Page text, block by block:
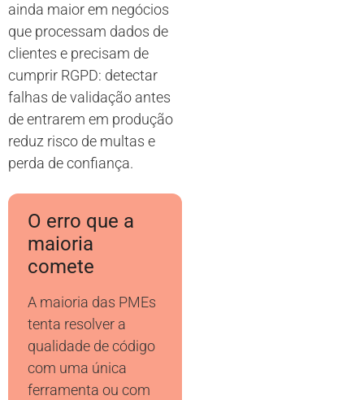
ainda maior em negócios
que processam dados de
clientes e precisam de
cumprir RGPD: detectar
falhas de validação antes
de entrarem em produção
reduz risco de multas e
perda de confiança.
O erro que a
maioria
comete
A maioria das PMEs
tenta resolver a
qualidade de código
com uma única
ferramenta ou com